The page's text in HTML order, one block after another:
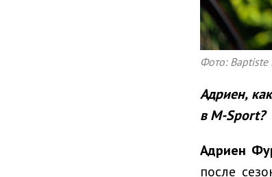
Фото: Baptiste
Адриен,
вM-Sport?
Адриен
после